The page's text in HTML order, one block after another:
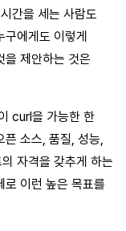
간을 세는 사람도
에게도 이렇게
을 제안하는 것은
curl을 가능한 한
픈 소스, 품질, 성능,
자격을 갖추게 하는
로 이런 높은 목표를